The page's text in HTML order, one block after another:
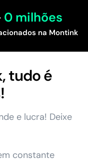
na Montink
0 milhões
tudo é
e lucra! Deixe
constante